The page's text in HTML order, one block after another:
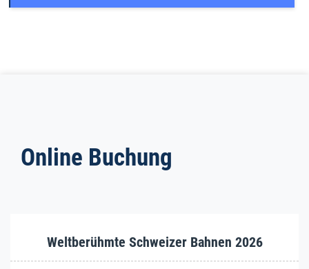
Online Buchung
Weltberühmte Schweizer Bahnen 2026